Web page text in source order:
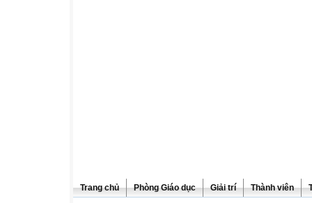
Trang chủ Phòng Giáo dục Giải trí Thành viên